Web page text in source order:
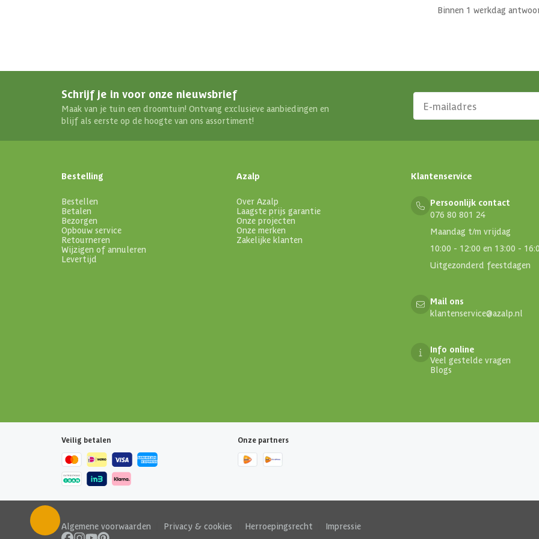
Binnen 1 werkdag
Schrijf je in voor onze nieuwsbrief
Maak van je tuin een droomtuin! Ontvang exclusieve aanbiedingen en
blijf als eerste op de hoogte van ons assortiment!
Bestelling
Bestellen
Betalen
Bezorgen
Opbouw service
Retourneren
Wijzigen of annuleren
Levertijd
Azalp
Over Azalp
Laagste prijs garantie
Onze projecten
Onze merken
Zakelijke klanten
Klantenservice
Persoonlijk contact
076 80 801 24
Maandag t/m vrijdag
10:00 - 12:00 en 13:00 -
Uitgezonderd feestdagen
Mail ons
klantenservice@azalp.nl
Info online
Veel gestelde vragen
Blogs
Veilig betalen Onze partners
Algemene voorwaarden Privacy & cookies Herroepingsrecht Impressie